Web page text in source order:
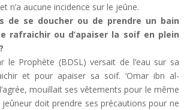
n’a aucune incidence sur le jeûne.
de se doucher ou de prendre un bain
rafraichir ou d’apaiser la soif en plein
le Prophète (BDSL) versait de l’eau sur sa
et pour apaiser sa soif. ‘Omar ibn al-
mouillait ses vêtements pour le même
doit prendre ses précautions pour ne